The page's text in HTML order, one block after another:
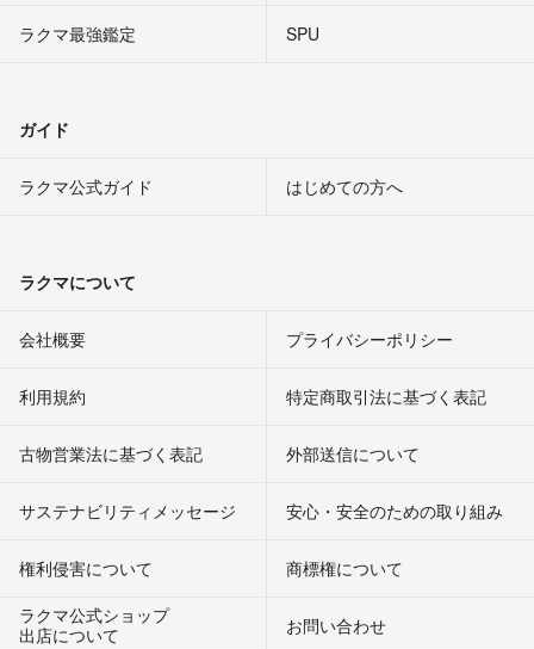
ラクマ最強鑑定
SPU
ガイド
ラクマ公式ガイド はじめての方へ
ラクマについて
会社概要 プライバシーポリシー
利用規約 特定商取引法に基づく表記
古物営業法に基づく表記 外部送信について
サステナビリティメッセージ 安心・安全のための取り組み
権利侵害について
商標権について
ラクマ公式ショップ
出店について
お問い合わせ